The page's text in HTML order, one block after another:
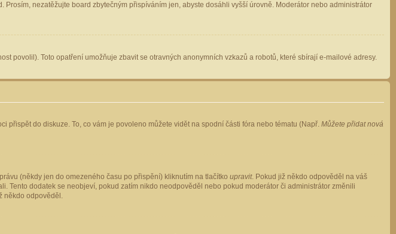
nezatěžujte board zbytečným přispíváním jen, abyste dosáhli vyšší úrovně. Moderátor nebo administrátor
povolil). Toto opatření umožňuje zbavit se otravných anonymních vzkazů a robotů, které sbírají e-mailové adresy.
do diskuze. To, co vám je povoleno můžete vidět na spodní části fóra nebo tématu (Např. Můžete přidat nová
(někdy jen do omezeného času po přispění) kliknutím na tlačítko upravit. Pokud již někdo odpověděl na váš
Tento dodatek se neobjeví, pokud zatím nikdo neodpověděl nebo pokud moderátor či administrátor změnili
někdo odpověděl.